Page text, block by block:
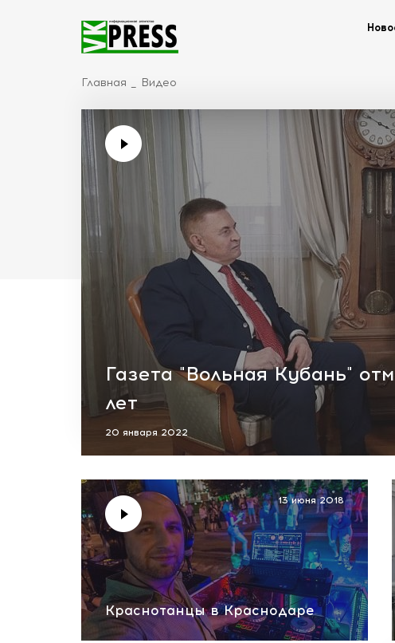
Главная Видео
Газета "Вольная Кубань"
лет
20 января 2022
Краснотанцы в Краснодаре
13 июня 2018